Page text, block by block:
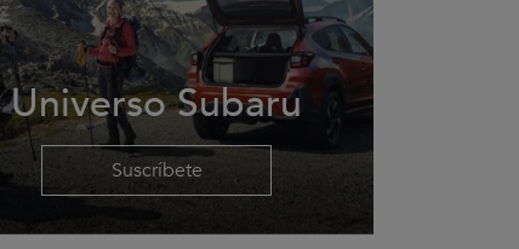
Universo Subaru
Suscríbete